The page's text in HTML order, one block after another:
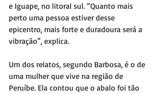
e Iguape, no litoral sul. “Quanto mais
perto uma pessoa estiver desse
epicentro, mais forte e duradoura será a
vibração”, explica.
Um dos relatos, segundo Barbosa, é o de
uma mulher que vive na região de
Peruíbe. Ela contou que o abalo foi tão